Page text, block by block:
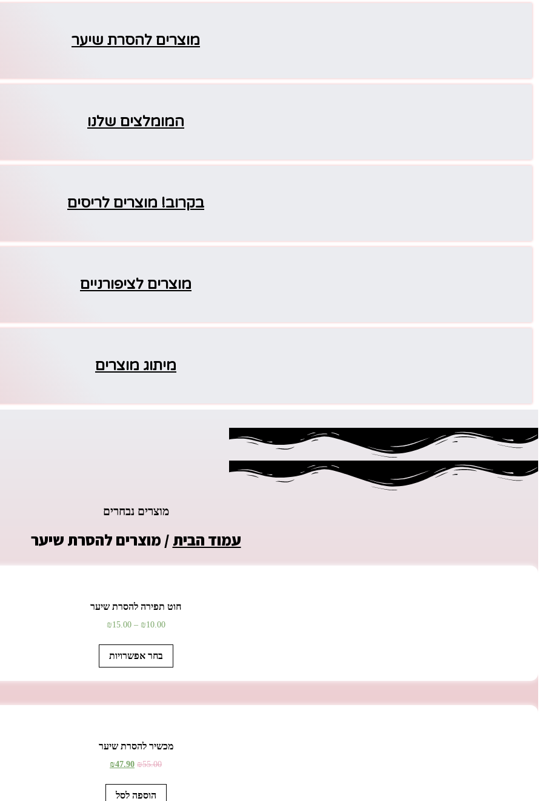
מוצרים להסרת שיער
המומלצים שלנו
בקרוב! מוצרים לריסים
מוצרים לציפורניים
מיתוג מוצרים
מוצרים נבחרים
עמוד הבית / מוצרים להסרת שיער
חוט תפירה להסרת שיער
₪10.00
–
₪15.00
בחר אפשרויות
מכשיר להסרת שיער
₪55.00
₪47.90
הוספה לסל